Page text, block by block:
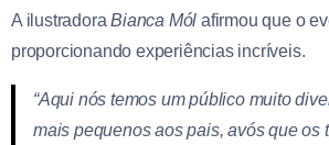
A ilustradoraBianca Mól afirmou que o
proporcionando experiências incríveis.
“Aqui nós temos um público muito
mais pequenos aos pais, avós que os